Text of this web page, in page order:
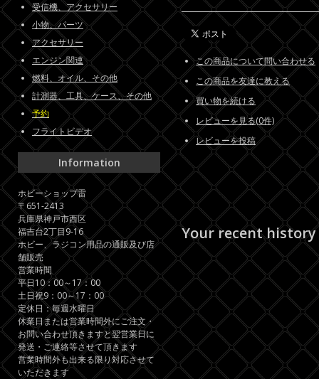
この商品について問い合わせる
この商品を友達に教える
買い物を続ける
レビューを見る(0件)
レビューを投稿
Your recent history
受信機、アクセサリー
小物、パーツ
アクセサリー
エンジン関連
燃料、オイル、その他
計測器、工具、ケース、その他
予約
フライトビデオ
Information
ホビーショップ雷
〒651-2413
兵庫県神戸市西区
福吉台2丁目9-16
ホビー、ラジコン用品の通販及び店
舗販売
営業時間
平日10：00～17：00
土日祝9：00～17：00
定休日：毎週水曜日
休業日または営業時間外にご注文・
お問い合わせ頂きますと翌営業日に
発送・ご連絡等させて頂きます
営業時間外も出来る限り対応させて
いただきます